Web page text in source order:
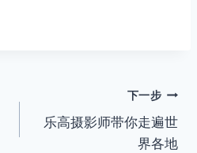
下一步
乐高摄影师带你走遍世
界各地